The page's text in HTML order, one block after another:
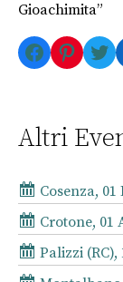
Gioachimita”
Facebook
Altri
Cosenza,
Crotone, 01
Palizzi (RC),